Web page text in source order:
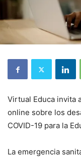
Virtual Educa invita
online sobre los
COVID-19 para la
La emergencia